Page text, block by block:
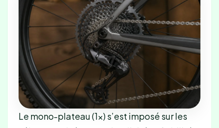
Le mono-plateau (1×) s’est imposé sur les